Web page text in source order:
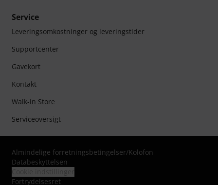
Service
Leveringsomkostninger og leveringstider
Supportcenter
Gavekort
Kontakt
Walk-in Store
Serviceoversigt
Almindelige forretningsbetingelser/Kolofon
Databeskyttelsen
Fortrydelsesret